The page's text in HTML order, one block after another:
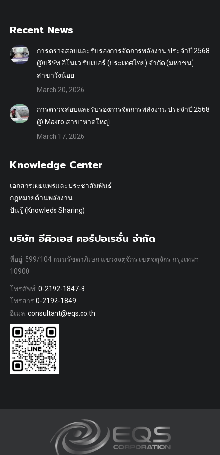
Recent News
การตรวจสอบและรับรองการจัดการพลังงาน ประจำปี 2568
@บริษัท อีโนเว รับเบอร์ (ประเทศไทย) จำกัด (มหาชน)
สาขาวังน้อย
March 20, 2026
การตรวจสอบและรับรองการจัดการพลังงาน ประจำปี 2568
@ Makro สาขาหาดใหญ่
March 17, 2026
Knowledge Center
เอกสารเผยแพร่และประชาสัมพันธ์
กฎหมายด้านพลังงาน
ปันรู้ (Knowleds Sharing)
บริษัท อีคิวเอส คอร์ปอเรชั่น จำกัด
ที่อยู่: 599/104 ถนนรัชดาภิเษก แขวงจตุจักร เขตจตุจักร กรุงเทพฯ
10900
โทรศัพท์: 0-2192-1847-8
โทรสาร:0-2192-1849
อีเมล: consultant@eqs.co.th